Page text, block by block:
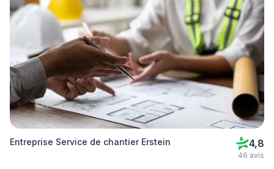
Entreprise Service de chantier Erstein 4,8
46 avis